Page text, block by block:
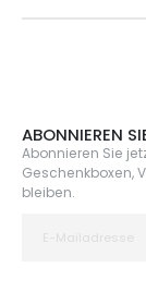
ABONNIEREN
Abonnieren Sie
Geschenkboxen,
bleiben.